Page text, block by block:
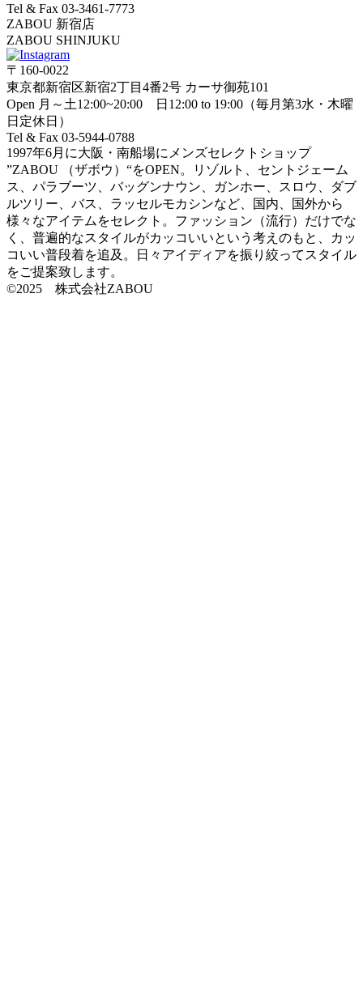
Tel & Fax 03-3461-7773
ZABOU 新宿店
ZABOU SHINJUKU
〒160-0022
東京都新宿区新宿2丁目4番2号 カーサ御苑101
Open 月～土12:00~20:00 日12:00 to 19:00（毎月第3水・木曜
日定休日）
Tel & Fax 03-5944-0788
1997年6月に大阪・南船場にメンズセレクトショップ
”ZABOU （ザボウ）“をOPEN。リゾルト、セントジェーム
ス、パラブーツ、バッグンナウン、ガンホー、スロウ、ダブ
ルツリー、バス、ラッセルモカシンなど、国内、国外から
様々なアイテムをセレクト。ファッション（流行）だけでな
く、普遍的なスタイルがカッコいいという考えのもと、カッ
コいい普段着を追及。日々アイディアを振り絞ってスタイル
をご提案致します。
©2025 株式会社ZABOU